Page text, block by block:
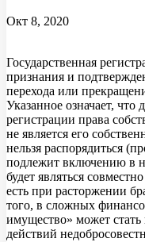
Окт 8, 2020
Государственная
признания и
перехода или
Указанное означает, что
регистрации права
не является его
нельзя распорядиться
подлежит включению в
будет являться
есть при расторжении
того, в сложных
имущество» может
действий